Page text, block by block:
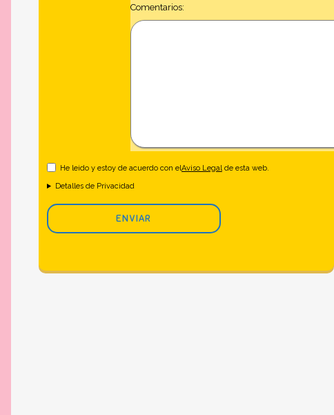
Comentarios:
He leido y estoy de acuerdo con elAviso Legalde esta web.
Detalles de Privacidad